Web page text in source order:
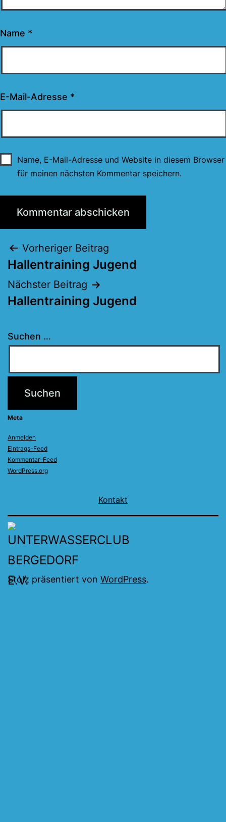
Name *
E-Mail-Adresse *
Name, E-Mail-Adresse und Website in diesem Browser
für meinen nächsten Kommentar speichern.
Beitragsnavigation
Vorheriger Beitrag
Hallentraining Jugend
Nächster Beitrag
Hallentraining Jugend
Suchen …
Meta
Anmelden
Eintrags-Feed
Kommentar-Feed
WordPress.org
Kontakt
Stolz präsentiert von WordPress.